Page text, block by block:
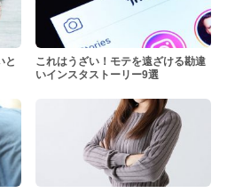
と
これはうざい！モテを遠ざける勘違
いインスタストーリー9選